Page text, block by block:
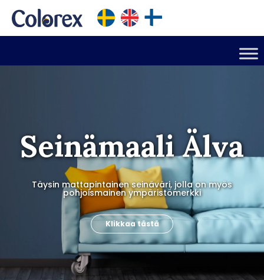
Seinämaali Älva
Täysin mattapintainen seinäväri, jolla on myös
pohjoismainen ympäristömerkki
Klikkaa tästä